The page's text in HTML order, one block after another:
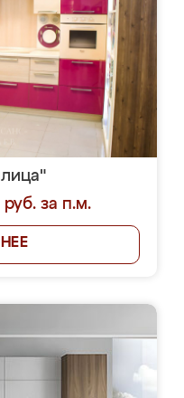
за п.м.